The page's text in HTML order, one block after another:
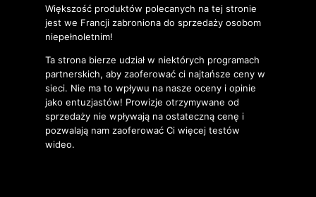
Większość produktów polecanych na tej stronie
jest we Francji zabroniona do sprzedaży osobom
niepełnoletnim!
Ta strona bierze udział w niektórych programach
partnerskich, aby zaoferować ci najtańsze ceny w
sieci. Nie ma to wpływu na nasze oceny i opinie
jako entuzjastów! Prowizje otrzymywane od
sprzedaży nie wpływają na ostateczną cenę i
pozwalają nam zaoferować Ci więcej testów
wideo.